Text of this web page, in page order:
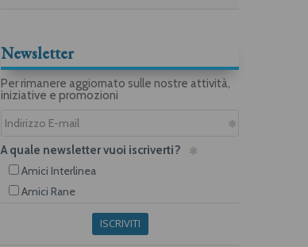
Newsletter
Per rimanere aggiornato sulle nostre attività,
iniziative e promozioni
A quale newsletter vuoi iscriverti?
Amici Interlinea
Amici Rane
ISCRIVITI